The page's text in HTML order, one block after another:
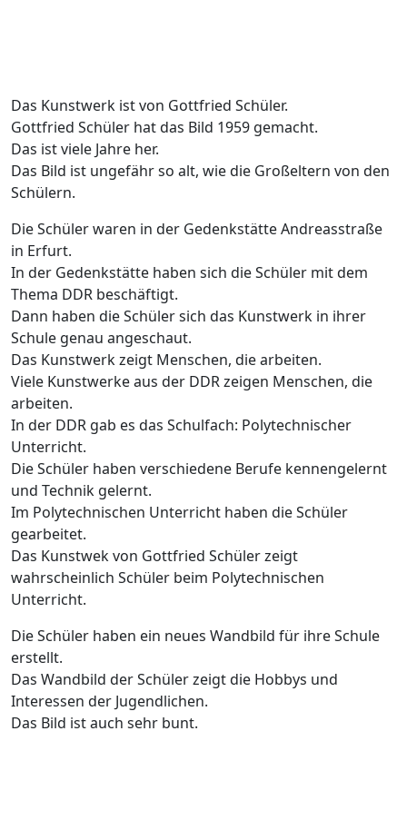
Das Kunstwerk ist von Gottfried Schüler.
Gottfried Schüler hat das Bild 1959 gemacht.
Das ist viele Jahre her.
Das Bild ist ungefähr so alt, wie die Großeltern von den
Schülern.
Die Schüler waren in der Gedenkstätte Andreasstraße
in Erfurt.
In der Gedenkstätte haben sich die Schüler mit dem
Thema DDR beschäftigt.
Dann haben die Schüler sich das Kunstwerk in ihrer
Schule genau angeschaut.
Das Kunstwerk zeigt Menschen, die arbeiten.
Viele Kunstwerke aus der DDR zeigen Menschen, die
arbeiten.
In der DDR gab es das Schulfach: Polytechnischer
Unterricht.
Die Schüler haben verschiedene Berufe kennengelernt
und Technik gelernt.
Im Polytechnischen Unterricht haben die Schüler
gearbeitet.
Das Kunstwek von Gottfried Schüler zeigt
wahrscheinlich Schüler beim Polytechnischen
Unterricht.
Die Schüler haben ein neues Wandbild für ihre Schule
erstellt.
Das Wandbild der Schüler zeigt die Hobbys und
Interessen der Jugendlichen.
Das Bild ist auch sehr bunt.